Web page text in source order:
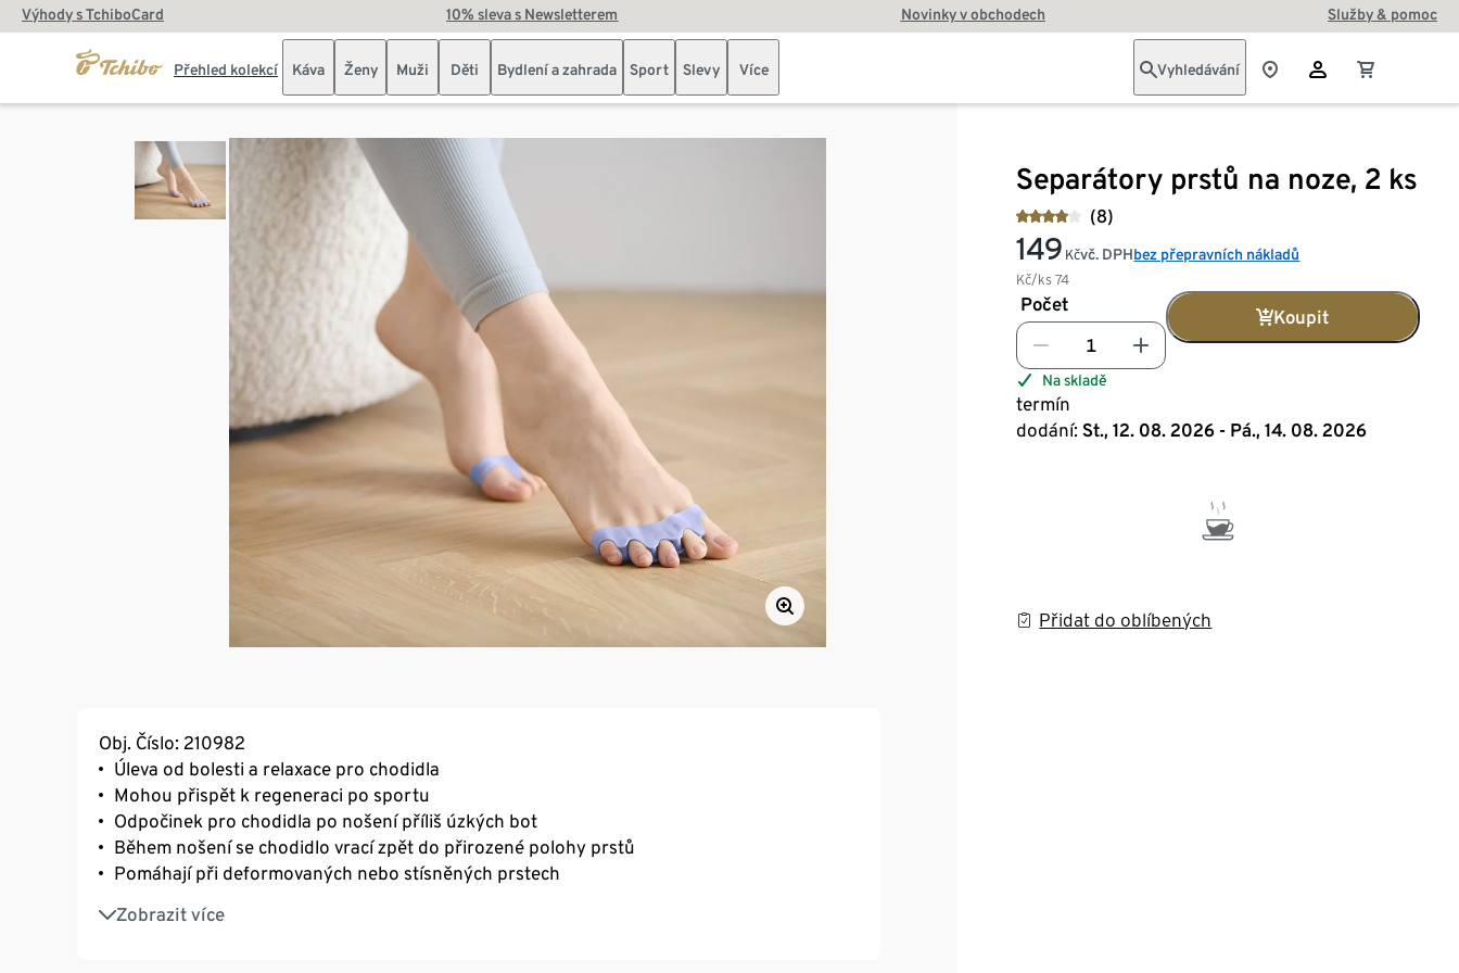
Výhody s TchiboCard 10% sleva s Newsletterem Novinky v obchodech Služby & pomoc
Přehled kolekcí Káva Ženy Muži Děti Bydlení a zahrada Sport Slevy Více Vyhledávání
Separátory prstů na noze, 2 ks
(8)
149 Kč
Kč/ks74
vč. DPHbez přepravních nákladů
Počet
Koupit
Na skladě
termín
dodání: St., 12. 08. 2026 - Pá., 14. 08. 2026
Přidat do oblíbených
Obj. Číslo: 210982
Úleva od bolesti a relaxace pro chodidla
Mohou přispět k regeneraci po sportu
Odpočinek pro chodidla po nošení příliš úzkých bot
Během nošení se chodidlo vrací zpět do přirozené polohy prstů
Pomáhají při deformovaných nebo stísněných prstech
Zobrazit více
Během nošení korigují křivé prsty
Redukují mechanické odírání